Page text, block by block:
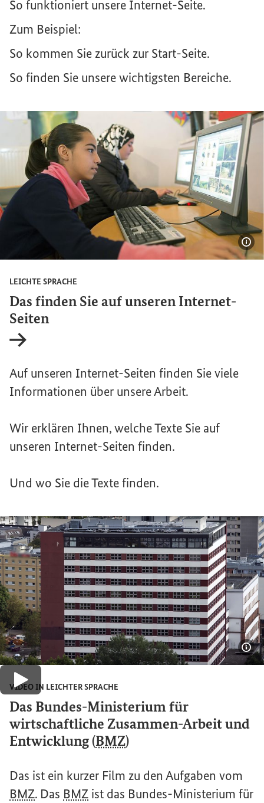
So funktioniert unsere Internet-Seite.
Zum Beispiel:
So kommen Sie zurück zur Start-Seite.
So finden Sie unsere wichtigsten Bereiche.
LEICHTE SPRACHE
Das finden Sie auf unseren Internet-
Seiten
Auf unseren Internet-Seiten finden Sie viele
Informationen über unsere Arbeit.
Wir erklären Ihnen, welche Texte Sie auf
unseren Internet-Seiten finden.
Und wo Sie die Texte finden.
Video abspielen
VIDEO IN LEICHTER SPRACHE
Das Bundes-Ministerium für
wirtschaftliche Zusammen-Arbeit und
Entwicklung (BMZ)
Das ist ein kurzer Film zu den Aufgaben vom
BMZ. Das BMZ ist das Bundes-Ministerium für